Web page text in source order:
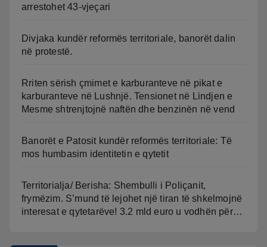
arrestohet 43-vjeçari
Divjaka kundër reformës territoriale, banorët dalin
në protestë.
Rriten sërish çmimet e karburanteve në pikat e
karburanteve në Lushnjë. Tensionet në Lindjen e
Mesme shtrenjtojnë naftën dhe benzinën në vend
Banorët e Patosit kundër reformës territoriale: Të
mos humbasim identitetin e qytetit
Territorialja/ Berisha: Shembulli i Poliçanit,
frymëzim. S’mund të lejohet një tiran të shkelmojnë
interesat e qytetarëve! 3.2 mld euro u vodhën për…